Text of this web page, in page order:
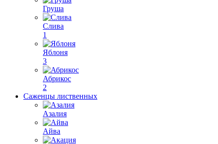
Груша
Слива
1
Яблоня
3
Абрикос
2
Саженцы лиственных
Азалия
Айва